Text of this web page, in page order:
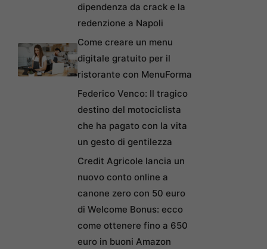
dipendenza da crack e la
redenzione a Napoli
Come creare un menu
digitale gratuito per il
ristorante con MenuForma
Federico Venco: Il tragico
destino del motociclista
che ha pagato con la vita
un gesto di gentilezza
Credit Agricole lancia un
nuovo conto online a
canone zero con 50 euro
di Welcome Bonus: ecco
come ottenere fino a 650
euro in buoni Amazon